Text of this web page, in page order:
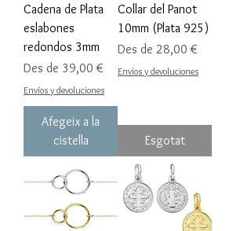
Cadena de Plata
eslabones
redondos 3mm
Des de 39,00 €
Preu d'oferta
Envíos y devoluciones
Afegeix a la
cistella
Collar del Panot
10mm (Plata 925)
Des de 28,00 €
Preu d'oferta
Envíos y devoluciones
Esgotat